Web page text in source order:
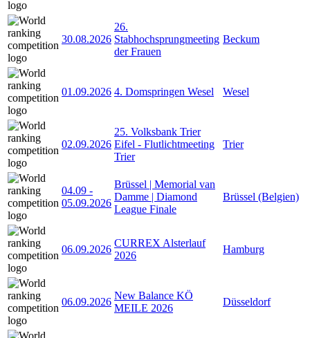
30.08.2026
26.
Stabhochsprungmeeting
der Frauen
Beckum
01.09.2026 4. Domspringen Wesel Wesel
02.09.2026
25. Volksbank Trier
Eifel - Flutlichtmeeting
Trier
Trier
04.09 -
05.09.2026
Brüssel | Memorial van
Damme | Diamond
League Finale
Brüssel (Belgien)
06.09.2026
CURREX Alsterlauf
2026
Hamburg
06.09.2026
New Balance KÖ
MEILE 2026
Düsseldorf